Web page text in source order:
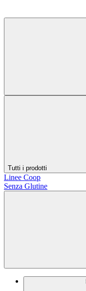
Tutti i prodotti
Linee Coop
Senza Glutine